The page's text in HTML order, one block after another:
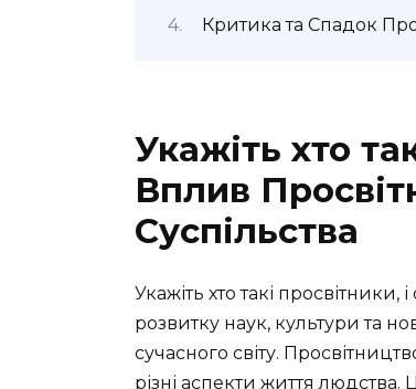
Критика та Спадок
Укажіть хто
Вплив
Суспільства
Укажіть хто такі просвітники,
розвитку наук, культури та
сучасного світу.
різні аспекти життя людства.